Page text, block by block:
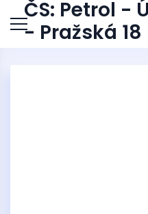
ČS: Petrol -
- Pražská 18